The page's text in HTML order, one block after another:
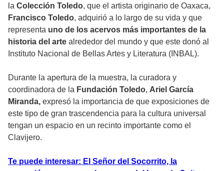
la Colección Toledo, que el artista originario de Oaxaca,
Francisco Toledo, adquirió a lo largo de su vida y que
representa uno de los acervos más importantes de la
historia del arte alrededor del mundo y que este donó al
Instituto Nacional de Bellas Artes y Literatura (INBAL).
Durante la apertura de la muestra, la curadora y
coordinadora de la Fundación Toledo, Ariel García
Miranda, expresó la importancia de que exposiciones de
este tipo de gran trascendencia para la cultura universal
tengan un espacio en un recinto importante como el
Clavijero.
Te puede interesar: El Señor del Socorrito, la